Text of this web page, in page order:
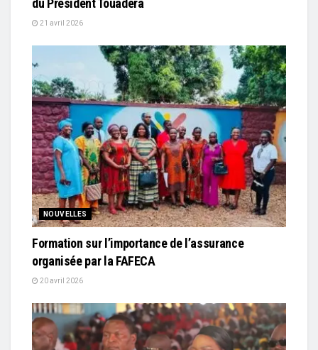
du Président Touadéra
21 avril 2026
NOUVELLES
Formation sur l’importance de l’assurance
organisée par la FAFECA
20 avril 2026